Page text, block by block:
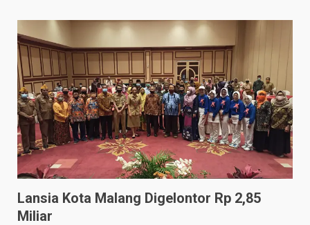
Lansia Kota Malang Digelontor Rp 2,85
Miliar